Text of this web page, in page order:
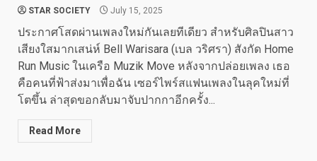
STAR SOCIETY July 15, 2025
ประกาศโสดผ่านเพลงใหม่กันเลยทีเดียว สำหรับศิลปินสาว
เสียงใสมากเสน่ห์ Bell Warisara (เบล วริศรา) สังกัด Home
Run Music ในเครือ Muzik Move หลังจากปล่อยเพลง เธอ
คือคนที่ฟ้าส่งมาเพื่อฉัน เซอร์ไพร์สแฟนเพลงในลุคใหม่ที่
โตขึ้น ล่าสุดขอกลับมาจับปากกาอีกครั้ง...
Read More